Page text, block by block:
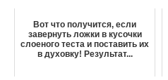
Вот что получится, если
завернуть ложки в кусочки
слоеного теста и поставить их
в духовку! Результат...